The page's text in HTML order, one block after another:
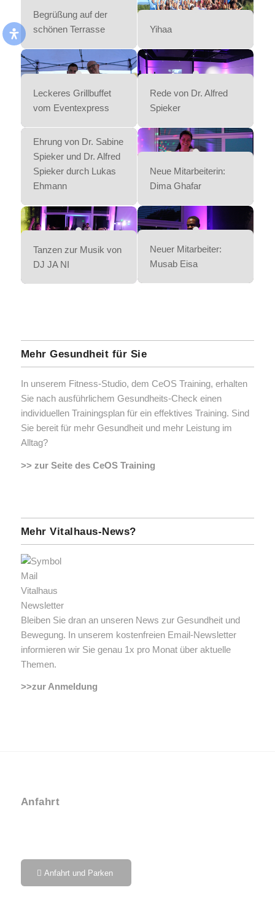
Begrüßung auf der
schönen Terrasse
Yihaa
Leckeres Grillbuffet
vom Eventexpress
Rede von Dr. Alfred
Spieker
Ehrung von Dr. Sabine
Spieker und Dr. Alfred
Spieker durch Lukas
Ehmann
Neue Mitarbeiterin:
Dima Ghafar
Neue Mitarbeiterin:
Luz Gonzales
Neuer Mitarbeiter:
Musab Eisa
Tanzen zur Musik von
DJ JA NI
Mehr Gesundheit für Sie
In unserem Fitness-Studio, dem CeOS Training, erhalten
Sie nach ausführlichem Gesundheits-Check einen
individuellen Trainingsplan für ein effektives Training. Sind
Sie bereit für mehr Gesundheit und mehr Leistung im
Alltag?
>> zur Seite des CeOS Training
Mehr Vitalhaus-News?
Bleiben Sie dran an unseren News zur Gesundheit und
Bewegung. In unserem kostenfreien Email-Newsletter
informieren wir Sie genau 1x pro Monat über aktuelle
Themen.
>>zur Anmeldung
Anfahrt
Anfahrt und Parken